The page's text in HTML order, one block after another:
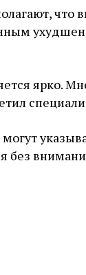
что
ярко.
без